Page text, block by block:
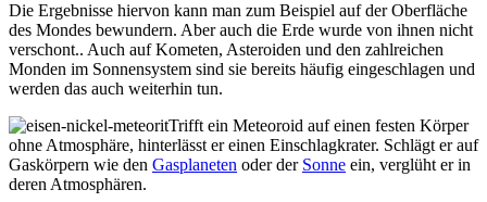
Die Ergebnisse hiervon kann man zum Beispiel auf der Oberfläche
des Mondes bewundern. Aber auch die Erde wurde von ihnen nicht
verschont.. Auch auf Kometen, Asteroiden und den zahlreichen
Monden im Sonnensystem sind sie bereits häufig eingeschlagen und
werden das auch weiterhin tun.
Trifft ein Meteoroid auf einen festen Körper
ohne Atmosphäre, hinterlässt er einen Einschlagkrater. Schlägt er auf
Gaskörpern wie den Gasplaneten oder der Sonne ein, verglüht er in
deren Atmosphären.